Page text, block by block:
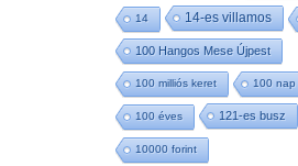
14 14-es villamos
100 Hangos Mese Újpest
100 milliós keret 100 nap
100 éves 121-es busz
10000 forint